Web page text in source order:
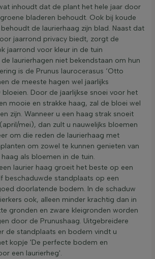
inhoudt dat de plant het hele jaar door
bladeren behoudt. Ook bij koude
de laurierhaag zijn blad. Naast dat
jaarrond privacy biedt, zorgt de
jaarrond voor kleur in de tuin
laurierhagen niet bekendstaan om hun
is de Prunus laurocerasus ‘Otto
de meeste hagen wel jaarlijks
Door de jaarlijkse snoei voor het
mooie en strakke haag, zal de bloei wel
zijn. Wanneer u een haag strak snoeit
mei), dan zult u nauwelijks bloemen
om die reden de laurierhaag met
om zowel te kunnen genieten van
als bloemen in de tuin.
een laurier haag groeit het beste op een
beschaduwde standplaats op een
doorlatende bodem. In de schaduw
ook, alleen minder krachtig dan in
gronden en zware kleigronden worden
door de Prunushaag. Uitgebreidere
de standplaats en bodem vindt u
kopje 'De perfecte bodem en
een laurierheg'.